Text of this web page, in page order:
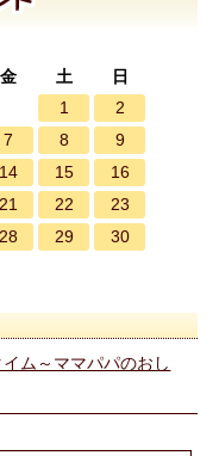
金 土
日
1
2
7 8
9
14 15
16
21 22
23
28 29
30
ム～ママパパのおし